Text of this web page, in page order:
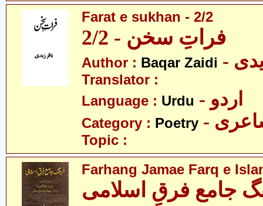
Farat e sukhan - 2/2
فراتِ سخن - 2/2
Author : Baqar Zaidi
Translator :
Language : Urdu - اردو
Category : Poetry
Topic :
Farhang Jamae Farq e
جامع فرقِ اسلامی